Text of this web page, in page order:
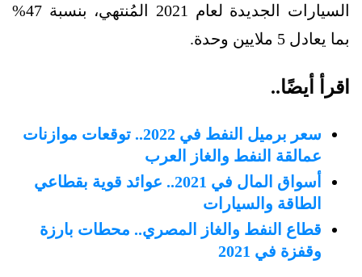
السيارات الجديدة لعام 2021 المُنتهي، بنسبة 47%
بما يعادل 5 ملايين وحدة.
اقرأ أيضًا..
سعر برميل النفط في 2022.. توقعات موازنات
عمالقة النفط والغاز العرب
أسواق المال في 2021.. عوائد قوية بقطاعي
الطاقة والسيارات
قطاع النفط والغاز المصري.. محطات بارزة
وقفزة في 2021